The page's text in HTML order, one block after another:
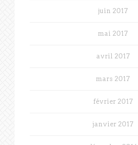
juin 2017
mai 2017
avril 2017
mars 2017
février 2017
janvier 2017